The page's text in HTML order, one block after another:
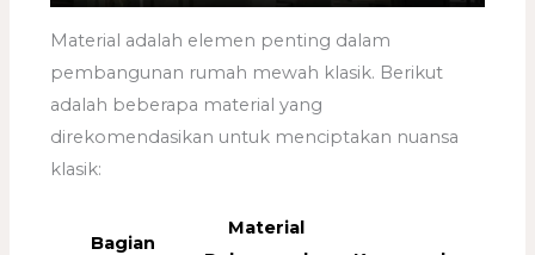
Material adalah elemen penting dalam
pembangunan rumah mewah klasik. Berikut
adalah beberapa material yang
direkomendasikan untuk menciptakan nuansa
klasik:
Bagian
Material